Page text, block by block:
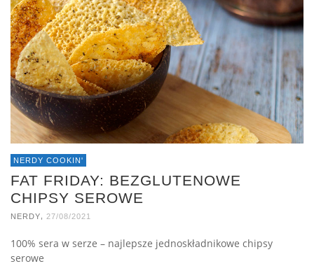
NERDY COOKIN'
FAT FRIDAY: BEZGLUTENOWE
CHIPSY SEROWE
NERDY 27/08/2021
100% sera w serze – najlepsze jednoskładnikowe chipsy
serowe